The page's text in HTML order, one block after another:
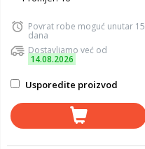
Povrat robe moguć unutar 15
dana
Dostavljamo već od
14.08.2026
Usporedite proizvod